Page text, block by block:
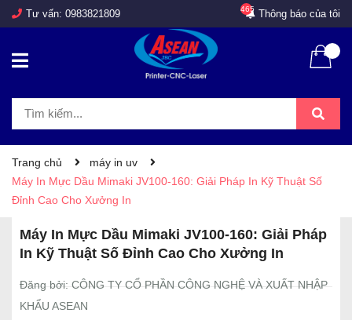
Tư vấn: 0983821809 Thông báo của tôi
465
Trang chủ
máy in uv
Máy In Mực Dầu Mimaki JV100-160: Giải Pháp In Kỹ Thuật Số
Đỉnh Cao Cho Xưởng In
Máy In Mực Dầu Mimaki JV100-160: Giải Pháp
In Kỹ Thuật Số Đỉnh Cao Cho Xưởng In
Đăng bởi: CÔNG TY CỔ PHẦN CÔNG NGHỆ VÀ XUẤT NHẬP
KHẨU ASEAN